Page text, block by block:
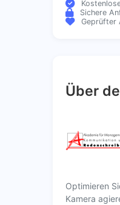
Sichere
Geprüfter
Über
Optimieren
Kamera